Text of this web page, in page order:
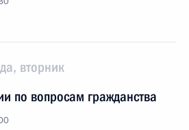
вторник
по вопросам гражданства